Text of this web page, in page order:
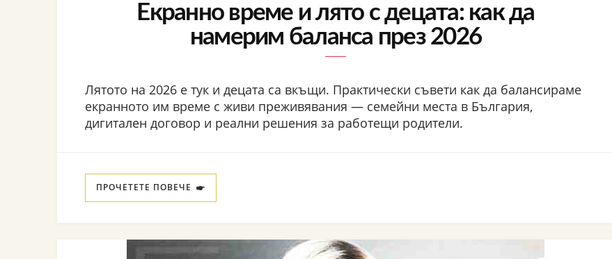
Екранно време и лято с децата: как да
намерим баланса през 2026
Лятото на 2026 е тук и децата са вкъщи. Практически съвети как да балансираме
екранното им време с живи преживявания — семейни места в България,
дигитален договор и реални решения за работещи родители.
ПРОЧЕТЕТЕ ПОВЕЧЕ